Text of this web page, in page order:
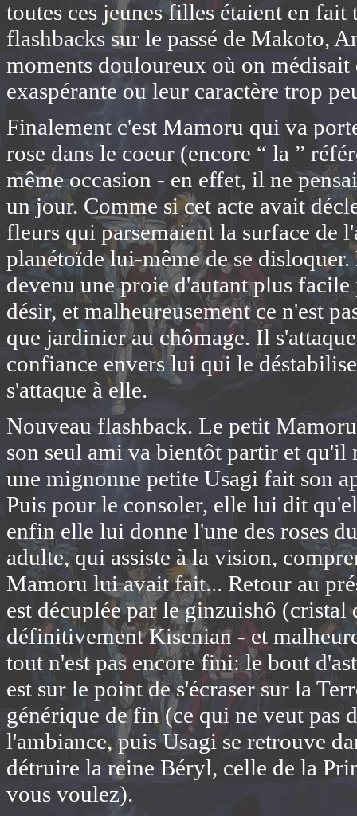
toutes ces jeunes filles étaient en fait
flashbacks sur le passé de Makoto,
moments douloureux où on
exaspérante ou leur caractère trop
Finalement c'est Mamoru qui va
rose dans le coeur (encore “ la ”
même occasion - en effet, il ne
un jour. Comme si cet acte avait
fleurs qui parsemaient la surface de
planétoïde lui-même de se
devenu une proie d'autant plus
désir, et malheureusement ce n'est
que jardinier au chômage. Il
confiance envers lui qui le
s'attaque à elle.
Nouveau flashback. Le petit
son seul ami va bientôt partir et qu'il
une mignonne petite Usagi fait son
Puis pour le consoler, elle lui dit
enfin elle lui donne l'une des roses
adulte, qui assiste à la vision,
Mamoru lui avait fait... Retour au
est décuplée par le ginzuishô
définitivement Kisenian - et
tout n'est pas encore fini: le bout
est sur le point de s'écraser sur la
générique de fin (ce qui ne veut pas
l'ambiance, puis Usagi se retrouve
détruire la reine Béryl, celle de la
vous voulez).